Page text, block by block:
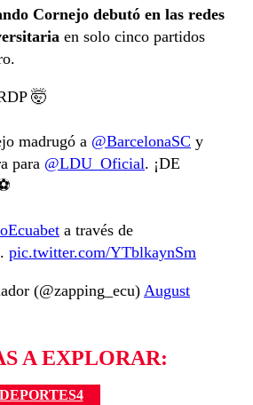
Cornejo debutó en las redes
en solo cinco partidos
🤯
madrugó a @BarcelonaSC y
para @LDU_Oficial. ¡DE
a través de
. pic.twitter.com/YTblkaynSm
(@zapping_ecu) August
A EXPLORAR:
DEPORTES4